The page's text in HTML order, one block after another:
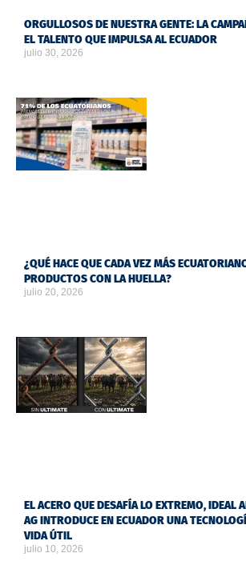
ORGULLOSOS DE NUESTRA GENTE: LA
EL TALENTO QUE IMPULSA AL ECUADOR
julio 30, 2026
¿QUÉ HACE QUE CADA VEZ MÁS
PRODUCTOS CON LA HUELLA?
julio 20, 2026
EL ACERO QUE DESAFÍA LO EXTREMO, IDEAL
AG INTRODUCE EN ECUADOR UNA
VIDA ÚTIL
julio 10, 2026